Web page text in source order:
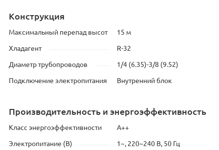
Конструкция
Максимальный перепад высот 15 м
Хладагент R-32
Диаметр трубопроводов 1/4 (6.35)-3/8 (9.52)
Подключение электропитания Внутренний блок
Производительность и энергоэффективность
Класс энергоэффективности A++
Электропитание (В) 1~, 220~240 В, 50 Гц